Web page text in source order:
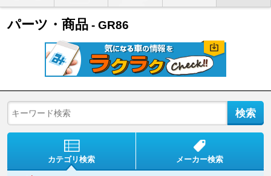
パーツ・商品 - GR86
カテゴリ検索 メーカー検索